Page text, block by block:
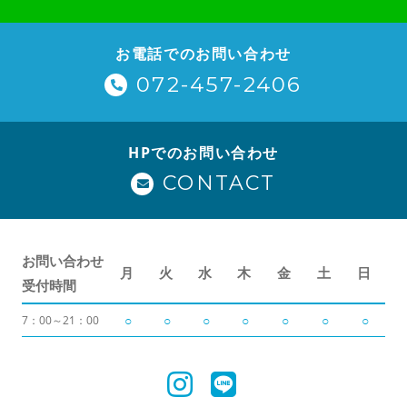
お電話でのお問い合わせ
072-457-2406
HPでのお問い合わせ
CONTACT
お問い合わせ
受付時間
月 火 水 木 金 土 日
7：00～21：00 ○ ○ ○ ○ ○ ○ ○